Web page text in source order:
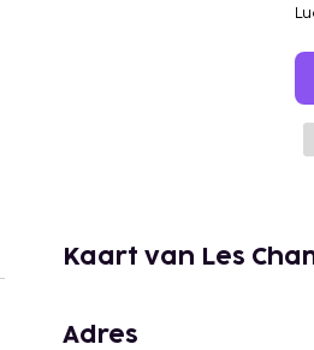
Kaart van Les
Adres